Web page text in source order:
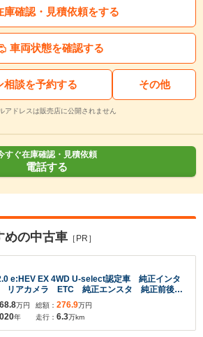
庫確認・見積依頼をする
車両状態を確認する
相談を予約する その他
アドレスは販売店に公開されません
すぐ在庫確認・見積依頼
電話する
めの中古車 ［PR］
e:HEV EX 4WD U-select認定車 純正インタ
リアカメラ ETC 純正エンスタ 純正前後ド
パドルシフト クルーズコントロール シート
フルセグTV 夏冬タイヤ付き LEDフォグ
万円
年
総額： 276.9万円
走行： 6.3万km